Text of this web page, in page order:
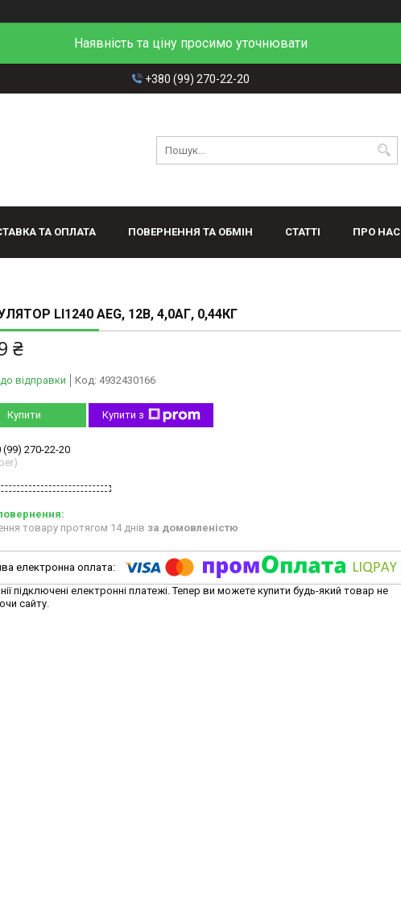
Наявність та ціну просимо уточнювати
+380 (99) 270-22-20
ТА ОПЛАТА ПОВЕРНЕННЯ ТА ОБМІН СТАТТІ ПРО НАС
LI1240 AEG, 12В, 4,0АГ, 0,44КГ
₴
відправки Код: 4932430166
Купити Купити з
(99) 270-22-20
товару протягом 14 днів за домовленістю
підключені електронні платежі. Тепер ви можете купити будь-який товар не
сайту.